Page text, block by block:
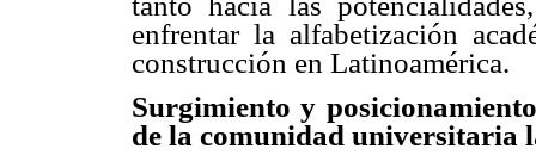
enfrentar la alfabetización
construcción en Latinoamérica.
Surgimiento y
de la comunidad universitaria